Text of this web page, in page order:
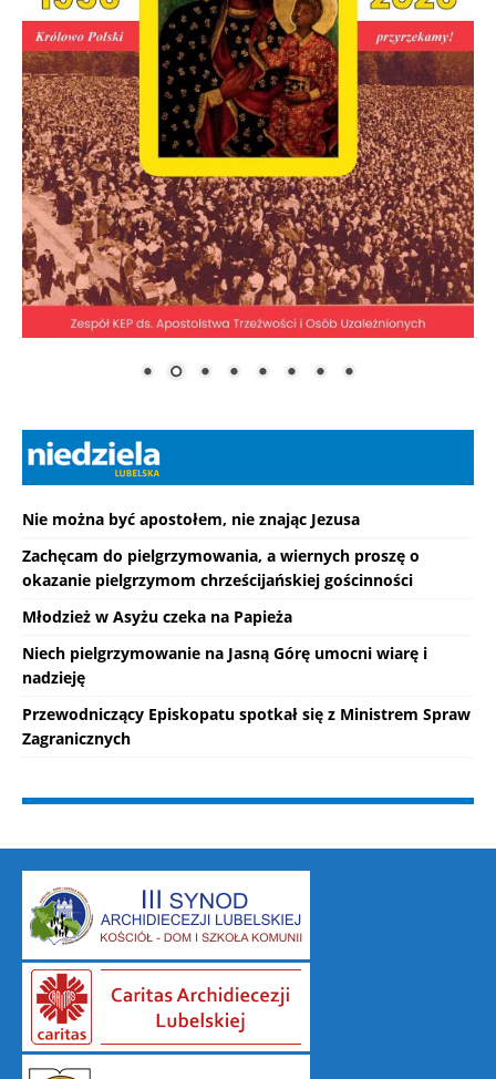
Nie można być apostołem, nie znając Jezusa
Zachęcam do pielgrzymowania, a wiernych proszę o
okazanie pielgrzymom chrześcijańskiej gościnności
Młodzież w Asyżu czeka na Papieża
Niech pielgrzymowanie na Jasną Górę umocni wiarę i
nadzieję
Przewodniczący Episkopatu spotkał się z Ministrem Spraw
Zagranicznych